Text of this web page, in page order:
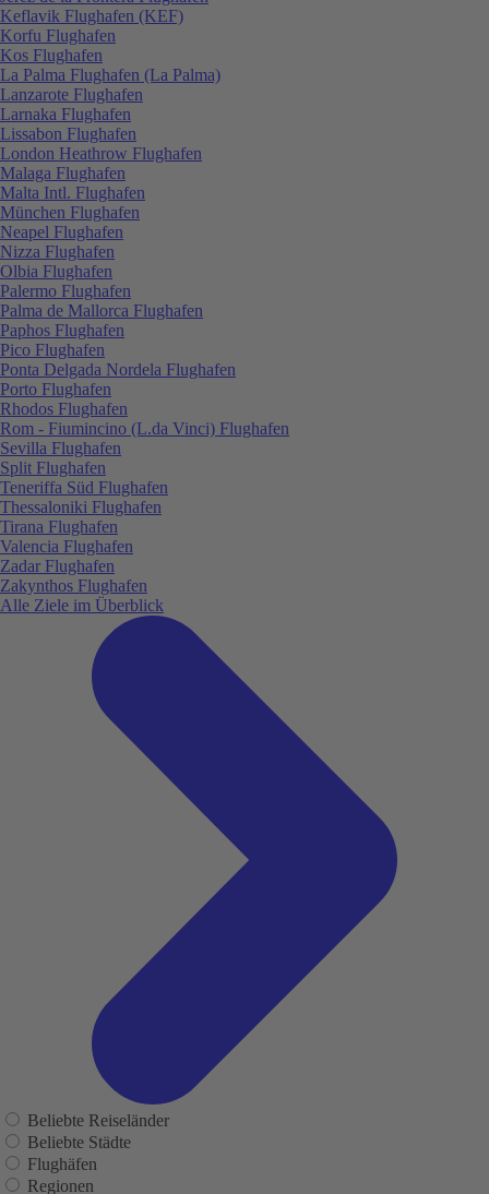
Keflavik Flughafen (KEF)
Korfu Flughafen
Kos Flughafen
La Palma Flughafen (La Palma)
Lanzarote Flughafen
Larnaka Flughafen
Lissabon Flughafen
London Heathrow Flughafen
Malaga Flughafen
Malta Intl. Flughafen
München Flughafen
Neapel Flughafen
Nizza Flughafen
Olbia Flughafen
Palermo Flughafen
Palma de Mallorca Flughafen
Paphos Flughafen
Pico Flughafen
Ponta Delgada Nordela Flughafen
Porto Flughafen
Rhodos Flughafen
Rom - Fiumincino (L.da Vinci) Flughafen
Sevilla Flughafen
Split Flughafen
Teneriffa Süd Flughafen
Thessaloniki Flughafen
Tirana Flughafen
Valencia Flughafen
Zadar Flughafen
Zakynthos Flughafen
Alle Ziele im Überblick
Beliebte Reiseländer
Beliebte Städte
Flughäfen
Regionen